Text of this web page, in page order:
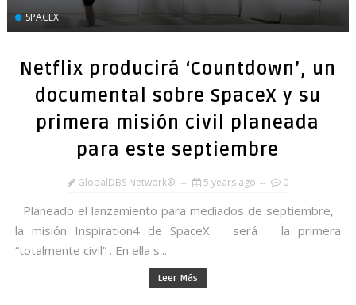
SPACEX
Netflix producirá ‘Countdown’, un
documental sobre SpaceX y su
primera misión civil planeada
para este septiembre
GlobalDBS Network® 5 years ago 0
Planeado el lanzamiento para mediados de septiembre,
la misión Inspiration4 de SpaceX será la primera
“totalmente civil” . En ella s...
Leer Más